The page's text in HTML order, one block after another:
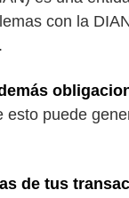
con la
puede
de tus